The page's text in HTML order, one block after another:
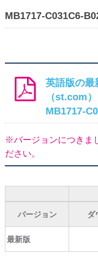
MB1717-C031C6-
英語版の最
（st.com）
MB1717-
※バージョンにつきま
ださい。
バージョン ダ
最新版